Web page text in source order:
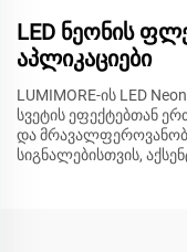
LED ნეონის
აპლიკაციები
LUMIMORE-ის LED
სვეტის ეფექტებთან
და
სიგნალებისთვის,